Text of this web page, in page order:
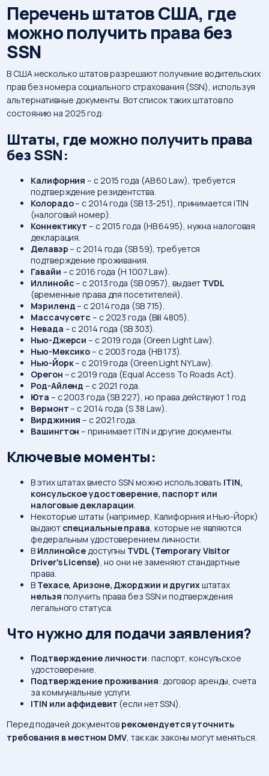
Перечень штатов США, где
можно получить права без
SSN
В США несколько штатов разрешают получение водительских
прав без номера социального страхования (SSN), используя
альтернативные документы. Вот список таких штатов по
состоянию на 2025 год:
Штаты, где можно получить права
без SSN:
Калифорния – с 2015 года (AB 60 Law), требуется
подтверждение резидентства.
Колорадо– с 2014 года (SB 13-251), принимается ITIN
(налоговый номер).
Коннектикут – с 2015 года (HB 6495), нужна налоговая
декларация.
Делавэр– с 2014 года (SB 59), требуется
подтверждение проживания.
Гавайи – с 2016 года (H 1007 Law).
Иллинойс– с 2013 года (SB 0957), выдает TVDL
(временные права для посетителей).
Мэриленд– с 2014 года (SB 715).
Массачусетс – с 2023 года (Bill 4805).
Невада – с 2014 года (SB 303).
Нью-Джерси – с 2019 года (Green Light Law).
Нью-Мексико– с 2003 года (HB 173).
Нью-Йорк– с 2019 года (Green Light NY Law).
Орегон – с 2019 года (Equal Access To Roads Act).
Род-Айленд – с 2021 года.
Юта – с 2003 года (SB 227), но права действуют 1 год.
Вермонт– с 2014 года (S 38 Law).
Вирджиния – с 2021 года.
Вашингтон – принимает ITIN и другие документы.
Ключевые моменты:
В этих штатах вместо SSN можно использовать ITIN,
консульское удостоверение, паспорт или
налоговые декларации
Некоторые штаты (например, Калифорния и Нью-Йорк)
выдают специальные права , которые не являются
федеральным удостоверением личности.
В Иллинойсе доступны TVDL (Temporary Visitor
Driver's License) , но они не заменяют стандартные
права.
В Техасе, Аризоне, Джорджии и другихштатах
нельзя получить права без SSN и подтверждения
легального статуса.
Что нужно для подачи заявления?
Подтверждение личности: паспорт, консульское
удостоверение.
Подтверждение проживания: договор аренды, счета
за коммунальные услуги.
ITIN или аффидевит (если нет SSN).
Перед подачей документов рекомендуется уточнить
требования в местном DMV, так как законы могут меняться.